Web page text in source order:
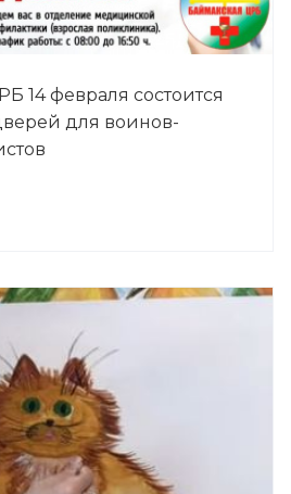
14 февраля состоится
для воинов-